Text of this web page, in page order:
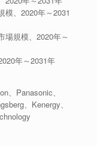
、2020年～2031
規模、2020年～
年～2031年
、Panasonic、
、Kenergy、